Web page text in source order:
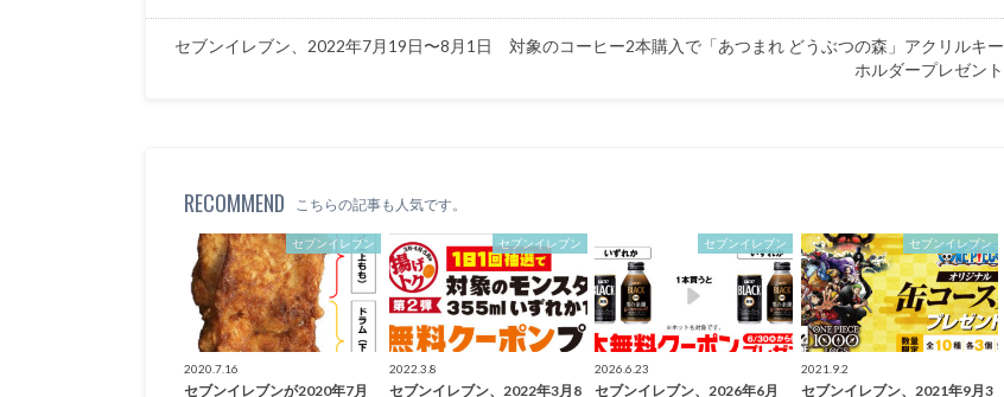
セブンイレブン、2022年7月19日〜8月1日 対象のコーヒー2本購入で「あつまれ どうぶつの森」アクリルキー
ホルダープレゼント
RECOMMEND こちらの記事も人気です。
セブンイレブン
2020.7.16
セブンイレブンが2020年7月
セブンイレブン
2022.3.8
セブンイレブン、2022年3月8
セブンイレブン
2026.6.23
セブンイレブン、2026年6月
セブンイレブン
2021.9.2
セブンイレブン、2021年9月3